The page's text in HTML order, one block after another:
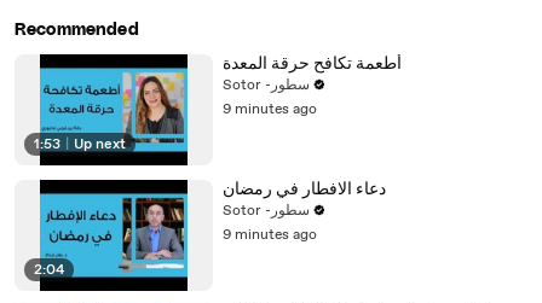
Recommended
1:53 Up next
أطعمة تكافح حرقة المعدة
Sotor -سطور
9 minutes ago
2:04
دعاء الافطار في رمضان
Sotor -سطور
9 minutes ago